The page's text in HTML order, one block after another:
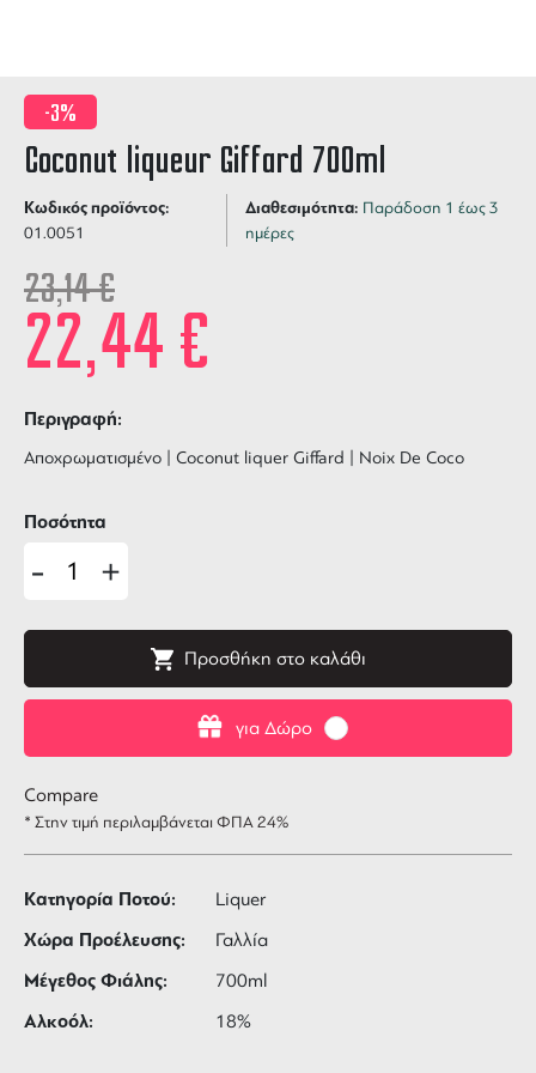
-3%
Coconut liqueur Giffard 700ml
Κωδικός προϊόντος:
01.0051
Διαθεσιμότητα: Παράδοση 1 έως 3
ημέρες
23,14€
22,44€
Περιγραφή:
Αποχρωματισμένο | Coconut liquer Giffard | Noix De Coco
για Δώρο
Ποσότητα
- +
Προσθήκη στο καλάθι
Compare
* Στην τιμή περιλαμβάνεται ΦΠΑ 24%
Κατηγορία Ποτού: Liquer
Χώρα Προέλευσης: Γαλλία
Μέγεθος Φιάλης: 700ml
Αλκοόλ: 18%